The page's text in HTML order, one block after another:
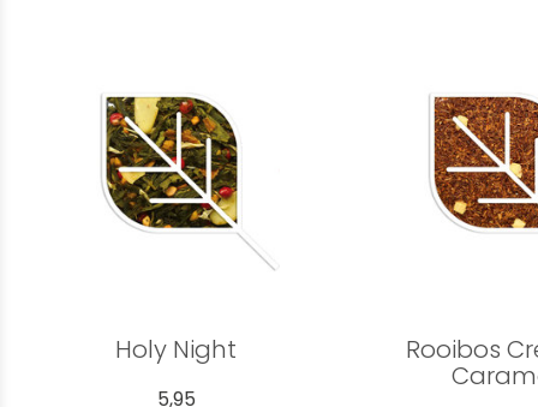
Holy Night
5,95
Rooibos